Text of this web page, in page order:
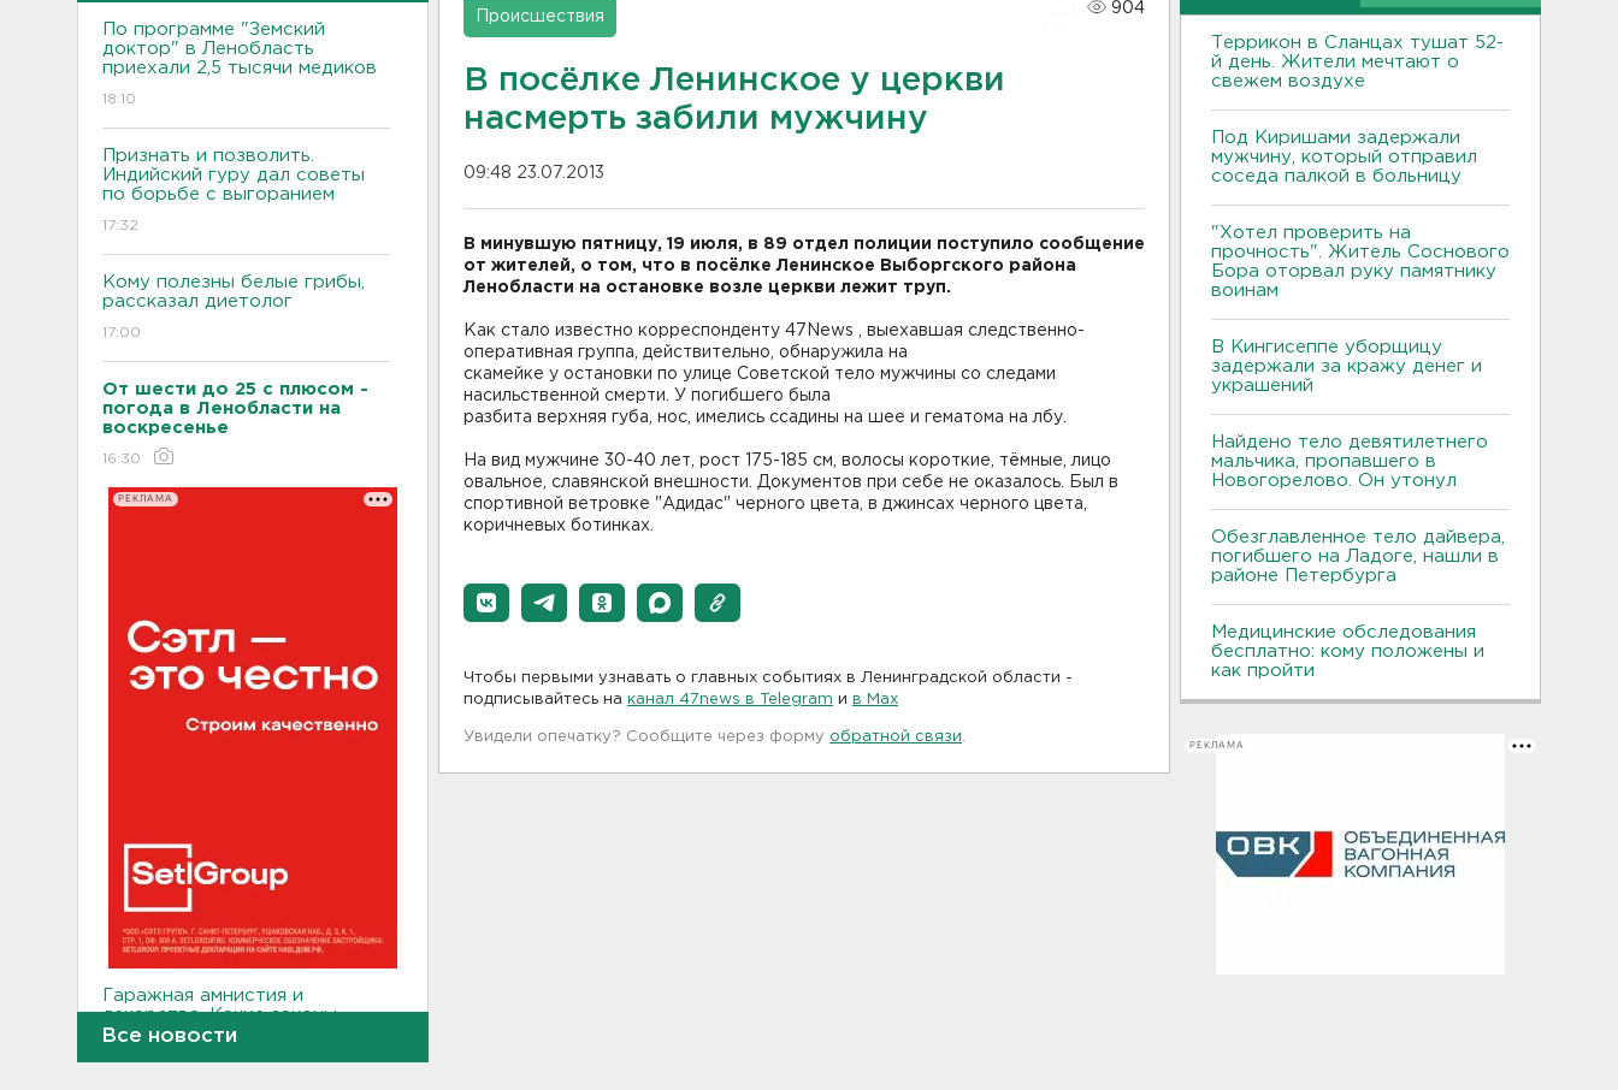
По программе "Земский
доктор" в Ленобласть
приехали 2,5 тысячи медиков
18:10
Признать и позволить.
Индийский гуру дал советы
по борьбе с выгоранием
17:32
Кому полезны белые грибы,
рассказал диетолог
17:00
От шести до 25 с плюсом -
погода в Ленобласти на
воскресенье
16:30
РЕКЛАМА
Гаражная амнистия и
лекарства. Какие законы
вступают в силу в августе
16:00
Все новости
Происшествия
904
В посёлке Ленинское у церкви
насмерть забили мужчину
09:48 23.07.2013
В минувшую пятницу, 19 июля, в 89 отдел полиции поступило сообщение
от жителей, о том, что в посёлке Ленинское Выборгского района
Ленобласти на остановке возле церкви лежит труп.
Как стало известно корреспонденту 47News , выехавшая следственно-
оперативная группа, действительно, обнаружила на
скамейке у остановки по улице Советской тело мужчины со следами
насильственной смерти. У погибшего была
разбита верхняя губа, нос, имелись ссадины на шее и гематома на лбу.
На вид мужчине 30-40 лет, рост 175-185 см, волосы короткие, тёмные, лицо
овальное, славянской внешности. Документов при себе не оказалось. Был в
спортивной ветровке "Адидас" черного цвета, в джинсах черного цвета,
коричневых ботинках.
Чтобы первыми узнавать о главных событиях в Ленинградской области -
подписывайтесь на канал 47news в Telegram и в Maх
Увидели опечатку? Сообщите через форму обратной связи
Террикон в Сланцах тушат 52-
й день. Жители мечтают о
свежем воздухе
Под Киришами задержали
мужчину, который отправил
соседа палкой в больницу
"Хотел проверить на
прочность". Житель Соснового
Бора оторвал руку памятнику
воинам
В Кингисеппе уборщицу
задержали за кражу денег и
украшений
Найдено тело девятилетнего
мальчика, пропавшего в
Новогорелово. Он утонул
Обезглавленное тело дайвера,
погибшего на Ладоге, нашли в
районе Петербурга
Медицинские обследования
бесплатно: кому положены и
как пройти
РЕКЛАМА